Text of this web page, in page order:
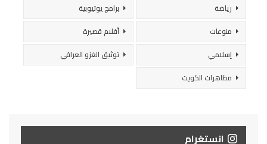
رياضة
برامج يوتيوبية
منوعات
أفلام قصيرة
إسلامي
توثيق الغزو العراقي
مظاهرات الكويت
انستغرام